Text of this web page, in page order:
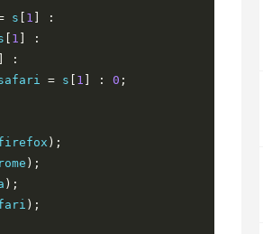
s 1
:
1
:
:
= s 1 : 0 ;
);
);
);
);